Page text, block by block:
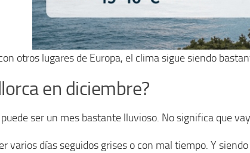
otros lugares de Europa, el clima sigue siendo
en diciembre?
ser un mes bastante lluvioso. No significa que
varios días seguidos grises o con mal tiempo. Y